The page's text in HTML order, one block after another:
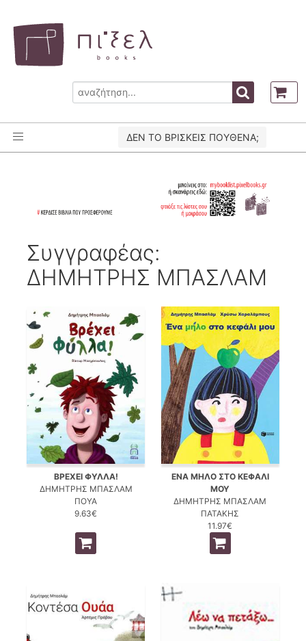
ΔΕΝ ΤΟ ΒΡΙΣΚΕΙΣ ΠΟΥΘΕΝΑ;
Συγγραφέας:
ΔΗΜΗΤΡΗΣ ΜΠΑΣΛΑΜ
ΒΡΕΧΕΙ ΦΥΛΛΑ!
ΔΗΜΗΤΡΗΣ ΜΠΑΣΛΑΜ
ΠΟΥΑ
9.63€
ΕΝΑ ΜΗΛΟ ΣΤΟ ΚΕΦΑΛΙ
ΜΟΥ
ΔΗΜΗΤΡΗΣ ΜΠΑΣΛΑΜ
ΠΑΤΑΚΗΣ
11.97€